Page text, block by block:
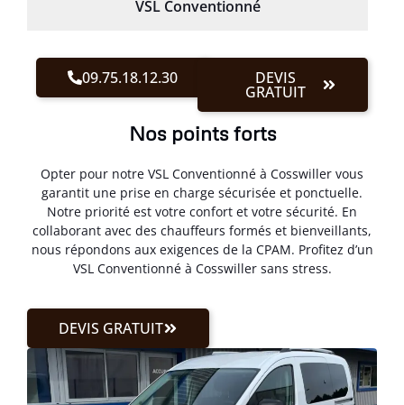
VSL Conventionné
09.75.18.12.30 DEVIS
GRATUIT
Nos points forts
Opter pour notre VSL Conventionné à Cosswiller vous
garantit une prise en charge sécurisée et ponctuelle.
Notre priorité est votre confort et votre sécurité. En
collaborant avec des chauffeurs formés et bienveillants,
nous répondons aux exigences de la CPAM. Profitez d’un
VSL Conventionné à Cosswiller sans stress.
DEVIS GRATUIT